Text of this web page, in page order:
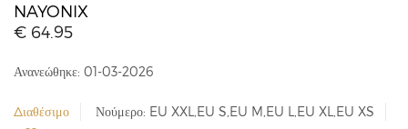
NAYONIX
€ 64.95
Ανανεώθηκε: 01-03-2026
Διαθέσιμο Νούμερο: EU XXL,EU S,EU M,EU L,EU XL,EU XS